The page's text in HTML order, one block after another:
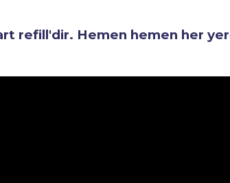
refill'dir. Hemen hemen her